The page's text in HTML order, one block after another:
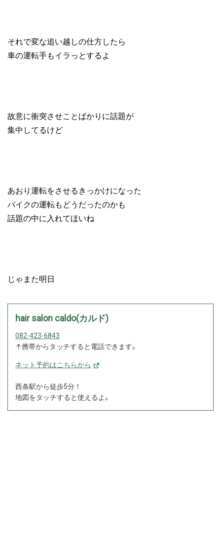
それで変な追い越しの仕方したら
車の運転手もイラっとするよ
故意に衝突させことばかりに話題が
集中してるけど
あおり運転をさせるきっかけになった
バイクの運転もどうだったのかも
話題の中に入れてほいね
じゃまた明日
hair salon caldo(カルド)
082-423-6843
↑携帯からタッチすると電話できます。
ネット予約はこちらから
西条駅から徒歩5分！
地図をタッチすると使えるよ。